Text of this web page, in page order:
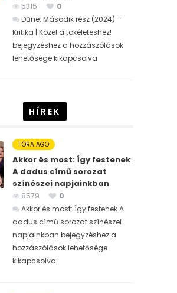
5315
0
Dűne: Második rész (2024) –
Kritika | Közel a tökéleteshez!
bejegyzéshez a hozzászólások
lehetősége kikapcsolva
HÍREK
1 ÓRA AGO
Akkor és most: Így festenek
A dadus című sorozat
színészei napjainkban
8579
0
Akkor és most: Így festenek A
dadus című sorozat színészei
napjainkban bejegyzéshez a
hozzászólások lehetősége
kikapcsolva